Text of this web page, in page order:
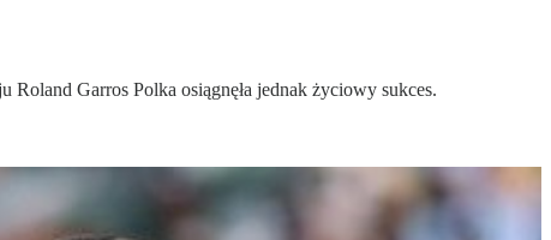
Garros Polka osiągnęła jednak życiowy sukces.